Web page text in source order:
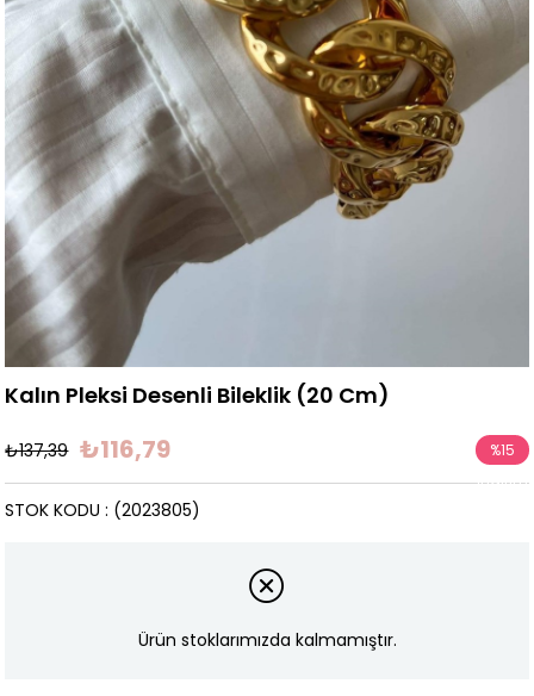
Kalın Pleksi Desenli Bileklik (20 Cm)
₺137,39 ₺116,79 %15
İndirim
(2023805)
STOK KODU
Ürün stoklarımızda kalmamıştır.